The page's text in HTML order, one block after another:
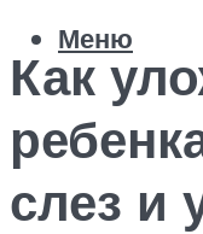
Меню
Как
слез и